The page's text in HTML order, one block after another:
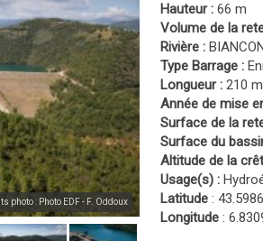
photo : Photo EDF - F. Oddoux
Hauteur : 66 m
Volume de la
Rivière :
Type Barrage :
Longueur : 210
Année de mise
Surface de la
Surface du
Altitude de la
Usage(s) :
Latitude :
Longitude :